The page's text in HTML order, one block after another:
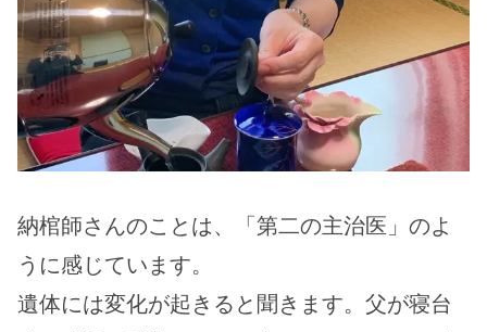
納棺師さんのことは、「第二の主治医」のよ
うに感じています。
遺体には変化が起きると聞きます。父が寝台